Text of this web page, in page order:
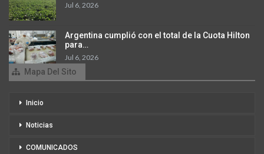
Jul 6, 2026
Argentina cumplió con el total de la Cuota Hilton
para…
Jul 6, 2026
Mapa Del Sito
Inicio
Noticias
COMUNICADOS